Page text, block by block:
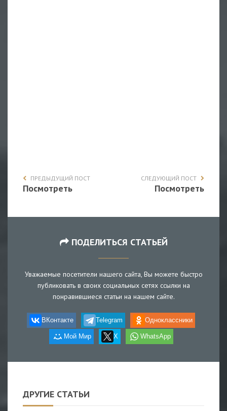
ПРЕДЫДУЩИЙ ПОСТ
Посмотреть
СЛЕДУЮЩИЙ ПОСТ
Посмотреть
ПОДЕЛИТЬСЯ СТАТЬЕЙ
Уважаемые посетители нашего сайта, Вы можете быстро
публиковать в своих социальных сетях ссылки на
понравившиеся статьи на нашем сайте.
ВКонтакте Telegram Одноклассники
Мой Мир X WhatsApp
ДРУГИЕ СТАТЬИ